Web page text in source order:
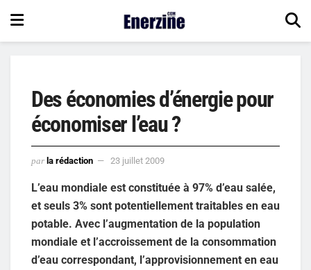
Des économies d’énergie pour
économiser l’eau ?
par la rédaction 23 juillet 2009
L’eau mondiale est constituée à 97% d’eau salée,
et seuls 3% sont potentiellement traitables en eau
potable. Avec l’augmentation de la population
mondiale et l’accroissement de la consommation
d’eau correspondant, l’approvisionnement en eau